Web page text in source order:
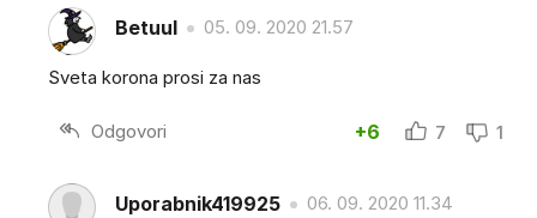
Betuul 05. 09. 2020 21.57
Sveta korona prosi za nas
Odgovori +6 7 1
Uporabnik419925 06. 09. 2020 11.34